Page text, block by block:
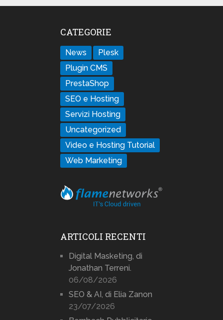
CATEGORIE
News
Plesk
Plugin CMS
PrestaShop
SEO e Hosting
Servizi Hosting
Uncategorized
Video e Hosting Tutorial
Web Marketing
ARTICOLI RECENTI
Digital Masketing, di
Jonathan Terreni.
06/08/2026
SEO & AI, di Elia Zanon
23/07/2026